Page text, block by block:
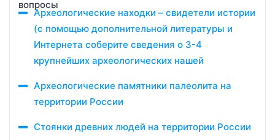
Археологические находки – свидетели истории
(с помощью дополнительной литературы и
Интернета соберите сведения о 3-4
крупнейших археологических нашей
Археологические памятники палеолита на
территории России
Стоянки древних людей на территории России